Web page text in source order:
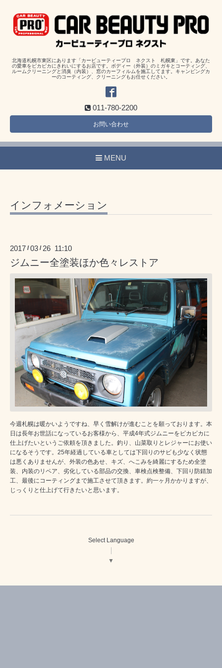
北海道札幌市東区にあります「カービューティープロ ネクスト 札幌東」です。あなた
の愛車をピカピカにきれいにするお店です。ボディー（外装）のミガキとコーティング、
ルームクリーニングと消臭（内装）、窓のカーフィルムを施工してます。キャンピングカ
ーのコーティング、クリーニングもお任せください。
011-780-2200
お問い合わせ
MENU
インフォメーション
2017 /03 / 26 11:10
ジムニー全塗装ほか色々レストア
今週札幌は暖かいようですね、早く雪解けが進むことを願っております。本
日は長年お世話になっているお客様から、平成4年式ジムニーをピカピカに
仕上げたいというご依頼を頂きました。釣り、山菜取りとレジャーにお使い
になるそうです。25年経過している車としては下回りのサビも少なく状態
は悪くありませんが、外装の色あせ、キズ、へこみを綺麗にするため全塗
装、内装のリペア、劣化している部品の交換、車検点検整備、下回り防錆加
工、最後にコーティングまで施工させて頂きます。約一ヶ月かかりますが、
じっくりと仕上げて行きたいと思います。
Select Language
▼